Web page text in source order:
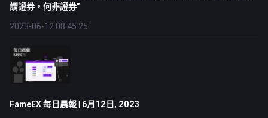
謂證券，何非證券”
2023-06-12 08:45:25
FameEX 每日晨報 | 6月12日, 2023